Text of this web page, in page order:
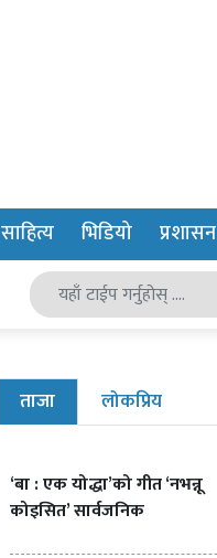
साहित्य भिडियो प्रशासन
ताजा लोकप्रिय
‘बा : एक योद्धा’को गीत ‘नभन्नू
कोइसित’ सार्वजनिक